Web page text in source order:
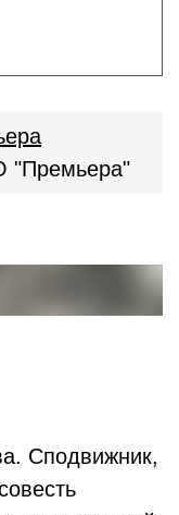
"Премьера"
Сподвижник,